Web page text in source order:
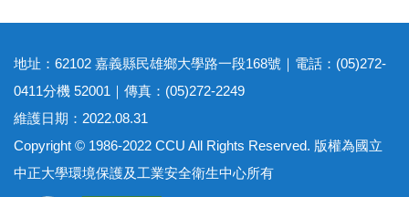
地址：62102 嘉義縣民雄鄉大學路一段168號｜電話：(05)272-
0411分機 52001｜傳真：(05)272-2249
維護日期：2022.08.31
Copyright © 1986-2022 CCU All Rights Reserved. 版權為國立
中正大學環境保護及工業安全衛生中心所有